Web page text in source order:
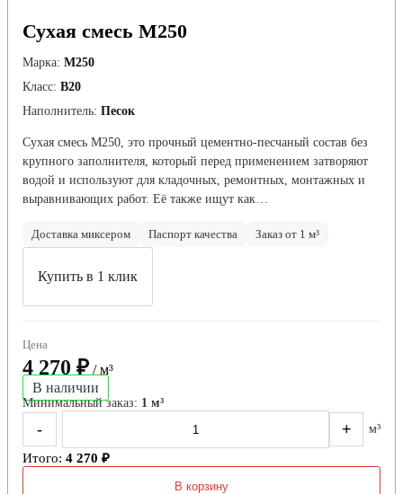
Сухая смесь М250
Марка: М250
Класс: В20
Наполнитель: Песок
Сухая смесь М250, это прочный цементно-песчаный состав без
крупного заполнителя, который перед применением затворяют
водой и используют для кладочных, ремонтных, монтажных и
выравнивающих работ. Её также ищут как…
Доставка миксером Паспорт качества Заказ от 1 м³
Купить в 1 клик
Цена
4 270 ₽ / м³
В наличии
Минимальный заказ: 1 м³
- + м³
Итого: 4 270 ₽
В корзину